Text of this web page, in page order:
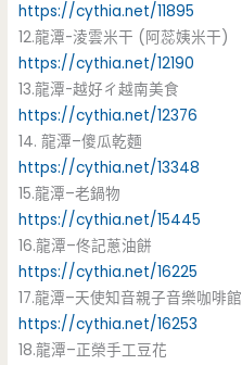
https://cythia.net/11895
12.龍潭-淩雲米干 (阿蕊姨米干)
https://cythia.net/12190
13.龍潭-越好ㄔ越南美食
https://cythia.net/12376
14. 龍潭–傻瓜乾麵
https://cythia.net/13348
15.龍潭–老鍋物
https://cythia.net/15445
16.龍潭–佟記蔥油餅
https://cythia.net/16225
17.龍潭–天使知音親子音樂咖啡館
https://cythia.net/16253
18.龍潭–正榮手工豆花